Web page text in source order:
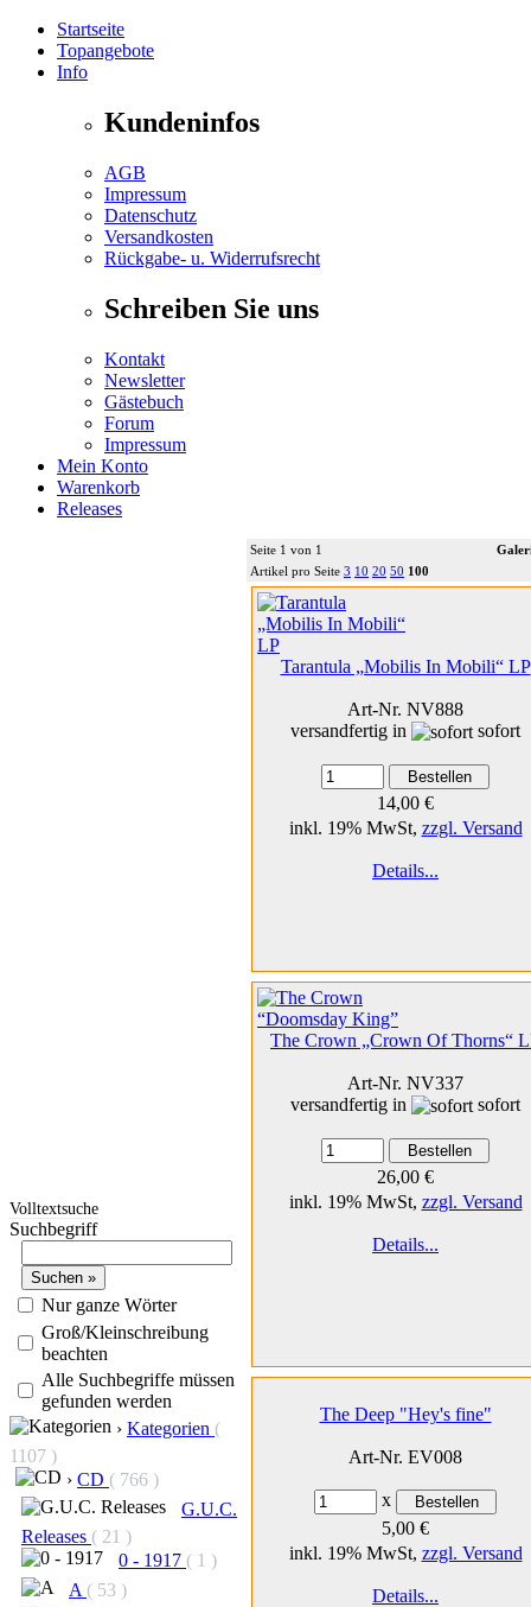
Startseite
Topangebote
Info
Kundeninfos
AGB
Impressum
Datenschutz
Versandkosten
Rückgabe- u. Widerrufsrecht
Schreiben Sie uns
Kontakt
Newsletter
Gästebuch
Forum
Impressum
Mein Konto
Warenkorb
Releases
Volltextsuche
Suchbegriff
Nur ganze Wörter
Groß/Kleinschreibung
beachten
Alle Suchbegriffe müssen
gefunden werden
› Kategorien (
1107 )
› CD ( 766 )
G.U.C.
Releases ( 21 )
0 - 1917 ( 1 )
A ( 53 )
Seite 1 von 1
Artikel pro Seite 3 10 20 50 100
Tarantula „Mobilis In Mobili“ LP
Art-Nr. NV888
versandfertig in
sofort
14,00 €
inkl. 19% MwSt, zzgl. Versand
Details...
The Crown „Crown Of Thorns“
Art-Nr. NV337
versandfertig in
sofort
26,00 €
inkl. 19% MwSt, zzgl. Versand
Details...
The Deep "Hey's fine"
Art-Nr. EV008
x
5,00 €
inkl. 19% MwSt, zzgl. Versand
Details...